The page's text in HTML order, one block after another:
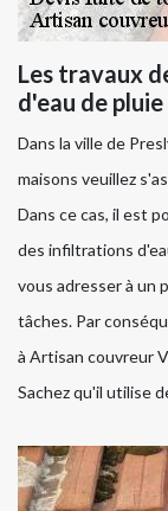
Les travaux
d'eau de
Dans la ville de
maisons veuillez
Dans ce cas, il est
des infiltrations
vous adresser à un
tâches. Par
à Artisan couvreur
Sachez qu'il utilise